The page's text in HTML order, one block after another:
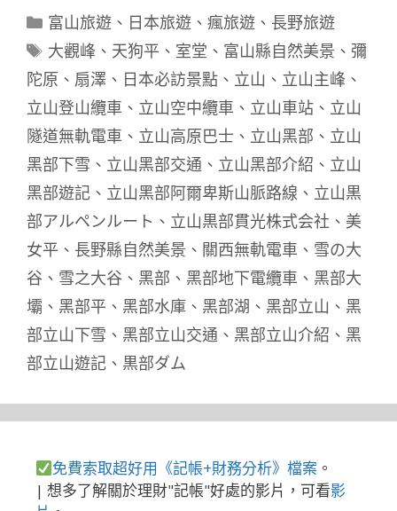
分
類
富山旅遊、 日本旅遊、 瘋旅遊、 長野旅遊
標
籤
大觀峰 、 天狗平 、 室堂 、 富山縣自然美景 、 彌
陀原 、 扇澤 、 日本必訪景點 、 立山 、 立山主峰 、
立山登山纜車 、 立山空中纜車 、 立山車站 、 立山
隧道無軌電車 、 立山高原巴士 、 立山黑部 、 立山
黑部下雪 、 立山黑部交通 、 立山黑部介紹 、 立山
黑部遊記 、 立山黑部阿爾卑斯山脈路線 、 立山黒
部アルペンルート 、 立山黒部貫光株式会社 、 美
女平 、 長野縣自然美景 、 關西無軌電車 、 雪の大
谷 、 雪之大谷 、 黑部 、 黑部地下電纜車 、 黑部大
壩 、 黑部平 、 黑部水庫 、 黑部湖 、 黑部立山 、 黑
部立山下雪 、 黑部立山交通 、 黑部立山介紹 、 黑
部立山遊記 、 黒部ダム
免費索取超好用《記帳+財務分析》檔案 。
| 想多了解關於理財"記帳"好處的影片，可看影